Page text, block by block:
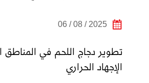
2025 / 08 / 06
تطوير دجاج اللحم في المناطق
الإجهاد الحراري